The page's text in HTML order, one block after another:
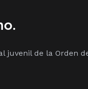
juvenil de la Orden